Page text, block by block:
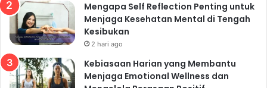
Mengapa Self Reflection Penting untuk
Menjaga Kesehatan Mental di Tengah
Kesibukan
2 hari ago
Kebiasaan Harian yang Membantu
Menjaga Emotional Wellness dan